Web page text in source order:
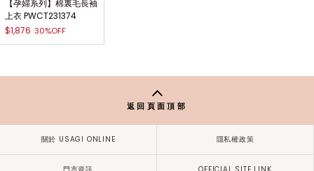
【孕婦系列】棉裏毛長袖
上衣 PWCT231374
$1,876 30%OFF
返回頁面頂部
關於 USAGI ONLINE 隱私權政策